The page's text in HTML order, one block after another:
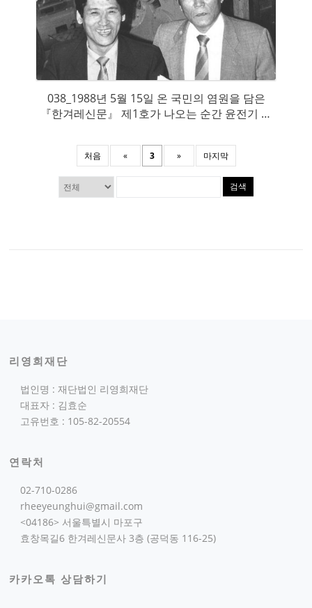
038_1988년 5월 15일 온 국민의 염원을 담은
『한겨레신문』 제1호가 나오는 순간 윤전기 앞
처음 « 3 » 마지막
검색
리영희재단
법인명 : 재단법인 리영희재단
대표자 : 김효순
고유번호 : 105-82-20554
연락처
02-710-0286
rheeyeunghui@gmail.com
<04186> 서울특별시 마포구
효창목길6 한겨레신문사 3층 (공덕동 116-25)
카카오톡 상담하기